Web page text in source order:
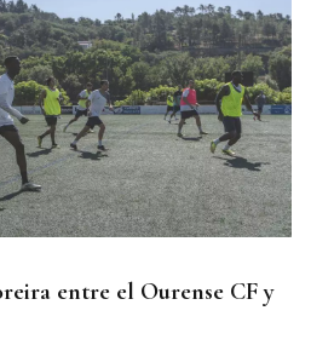
entre el Ourense CF y